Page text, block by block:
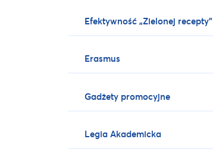
Efektywność „Zielonej recepty”
Erasmus
Gadżety promocyjne
Legia Akademicka